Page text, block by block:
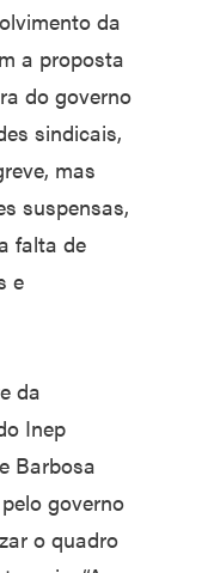
da
a proposta
do governo
sindicais,
mas
suspensas,
falta de
e
da
Inep
Barbosa
governo
o quadro